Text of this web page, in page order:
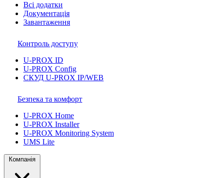
Всі додатки
Документація
Завантаження
Контроль доступу
U-PROX ID
U-PROX Config
СКУД U-PROX IP/WEB
Безпека та комфорт
U-PROX Home
U-PROX Installer
U-PROX Monitoring System
UMS Lite
Компанія